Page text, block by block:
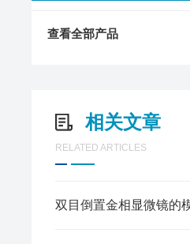
查看全部产品
相关文章
RELATED ARTICLES